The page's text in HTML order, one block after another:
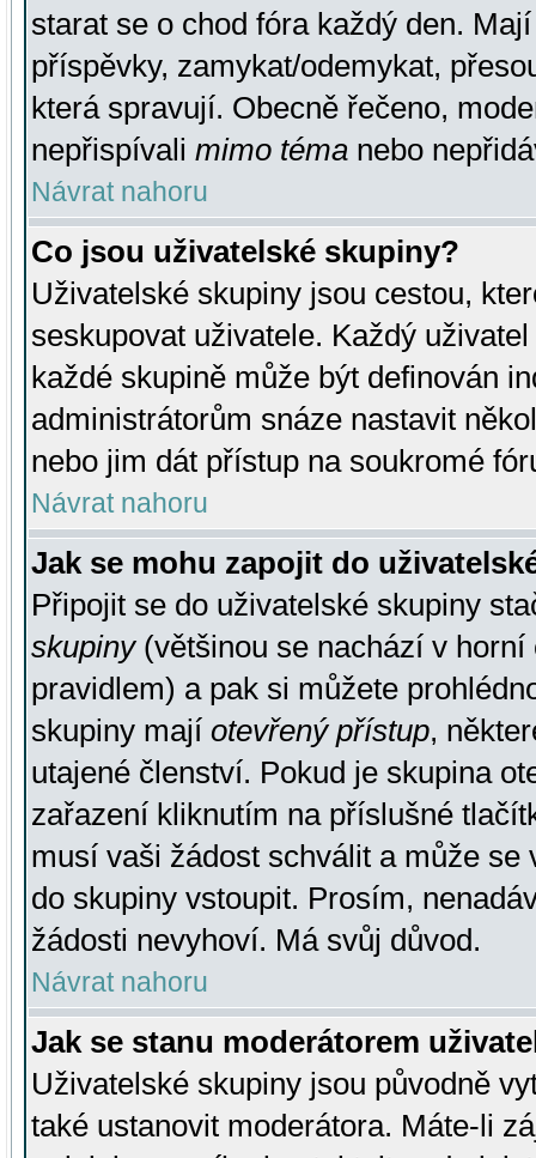
starat se o chod fóra každý den.
příspěvky, zamykat/odemykat,
která spravují. Obecně řečeno,
nepřispívali mimo téma nebo
Návrat nahoru
Co jsou uživatelské skupiny?
Uživatelské skupiny jsou cestou,
seskupovat uživatele. Každý
každé skupině může být definován
administrátorům snáze nastavit
nebo jim dát přístup na soukromé
Návrat nahoru
Jak se mohu zapojit do
Připojit se do uživatelské skupiny
skupiny(většinou se nachází v horní
pravidlem) a pak si můžete
skupiny mají otevřený přístup,
utajené členství. Pokud je skupina
zařazení kliknutím na příslušné
musí vaši žádost schválit a může se
do skupiny vstoupit. Prosím,
žádosti nevyhoví. Má svůj důvod.
Návrat nahoru
Jak se stanu moderátorem
Uživatelské skupiny jsou původně
také ustanovit moderátora. Máte-li